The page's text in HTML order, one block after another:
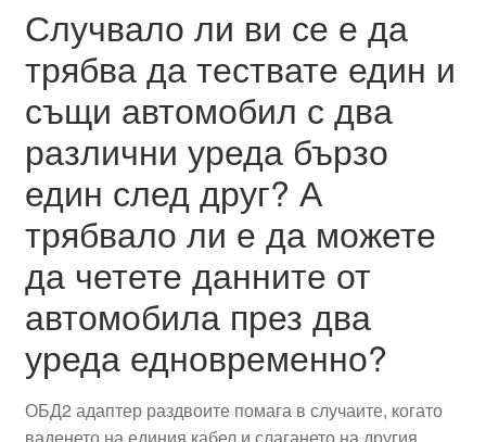
Случвало ли ви се е да
трябва да тествате един и
същи автомобил с два
различни уреда бързо
един след друг? А
трябвало ли е да можете
да четете данните от
автомобила през два
уреда едновременно?
ОБД2 адаптер раздвоите помага в случаите, когато
ваденето на единия кабел и слагането на другия